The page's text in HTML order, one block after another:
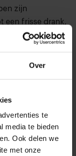
Over
te
media te bieden
Ook delen we
met onze
zijn
een frisse drank,
cocktails,
ontwikkelingen,